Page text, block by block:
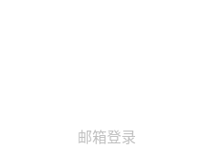
邮箱登录